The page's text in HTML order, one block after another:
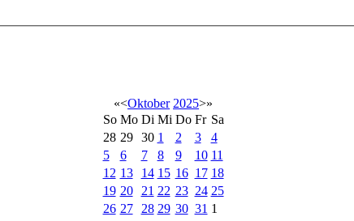
«<Oktober 2025>»
So Mo Di Mi Do Fr Sa
28 29 30 1 2 3
4
5
6 7 8 9 10 11
12 13 14 15 16 17 18
19 20 21 22 23 24 25
26 27 28 29 30 31 1